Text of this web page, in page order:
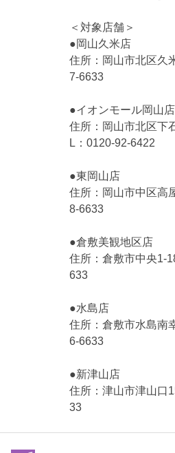
＜対象店舗＞
●岡山久米店
住所：岡山市北区
7-6633
●イオンモール岡山店
住所：岡山市北区
L：0120-92-6422
●東岡山店
住所：岡山市中区
8-6633
●倉敷美観地区店
住所：倉敷市中央1-
633
●水島店
住所：倉敷市水島
6-6633
●新津山店
住所：津山市津山
33